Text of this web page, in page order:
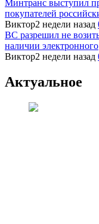
Минтранс выступил
покупателей
Виктор2 недели назад
ВС разрешил не
наличии электронного
Виктор2 недели назад
Актуальное